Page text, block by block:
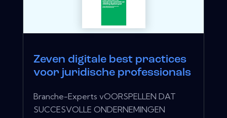
Zeven digitale best practices
voor juridische professionals
Branche-Experts vOORSPELLEN DAT
SUCCESVOLLE ONDERNEMINGEN